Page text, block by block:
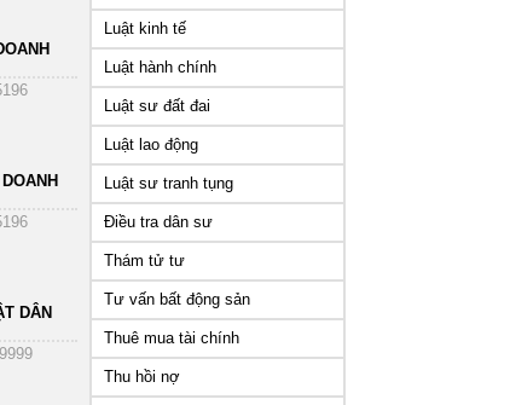
DÂN
Luật kinh tế
Luật hành chính
Luật sư đất đai
Luật lao động
Luật sư tranh tụng
Điều tra dân sư
Thám tử tư
Tư vấn bất động sản
Thuê mua tài chính
Thu hồi nợ